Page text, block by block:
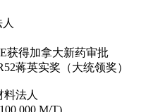
获得加拿大新药审批
蒋英实奖（大统领奖）
法人
M/T)